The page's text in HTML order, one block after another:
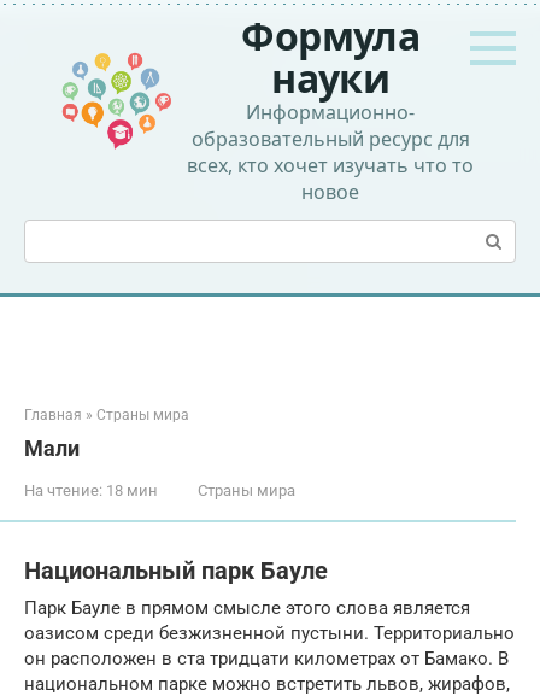
Перейти
контенту
Формула
науки
Информационно-
образовательный ресурс для
всех, кто хочет изучать что то
новое
Поиск:
Главная » Страны мира
Мали
На чтение: 18 мин Страны мира
Национальный парк Бауле
Парк Бауле в прямом смысле этого слова является
оазисом среди безжизненной пустыни. Территориально
он расположен в ста тридцати километрах от Бамако. В
национальном парке можно встретить львов, жирафов,